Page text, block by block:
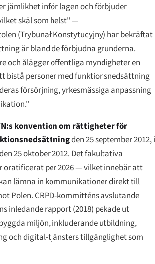
jämlikhet inför lagen och förbjuder
skäl som helst" —
(Trybunał Konstytucyjny) har bekräftat
är bland de förbjudna grunderna.
och ålägger offentliga myndigheter en
bistå personer med funktionsnedsättning
försörjning, yrkesmässiga anpassning
konvention om rättigheter för
den 25 september 2012, i
25 oktober 2012. Det fakultativa
oratificerat per 2026 — vilket innebär att
lämna in kommunikationer direkt till
Polen. CRPD-kommitténs avslutande
inledande rapport (2018) pekade ut
miljön, inkluderande utbildning,
och digital-tjänsters tillgänglighet som